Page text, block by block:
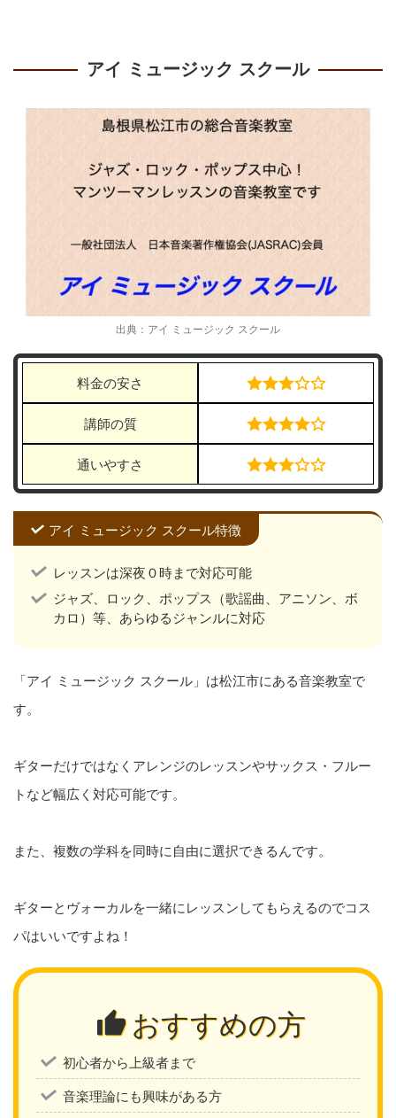
アイ ミュージック スクール
出典：アイ ミュージック スクール
料金の安さ
講師の質
通いやすさ
アイ ミュージック スクール特徴
レッスンは深夜０時まで対応可能
ジャズ、ロック、ポップス（歌謡曲、アニソン、ボ
カロ）等、あらゆるジャンルに対応
「アイ ミュージック スクール」は松江市にある音楽教室で
す。
ギターだけではなくアレンジのレッスンやサックス・フルー
トなど幅広く対応可能です。
また、複数の学科を同時に自由に選択できるんです。
ギターとヴォーカルを一緒にレッスンしてもらえるのでコス
パはいいですよね！
おすすめの方
初心者から上級者まで
音楽理論にも興味がある方